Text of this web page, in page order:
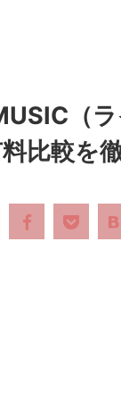
（
比較を